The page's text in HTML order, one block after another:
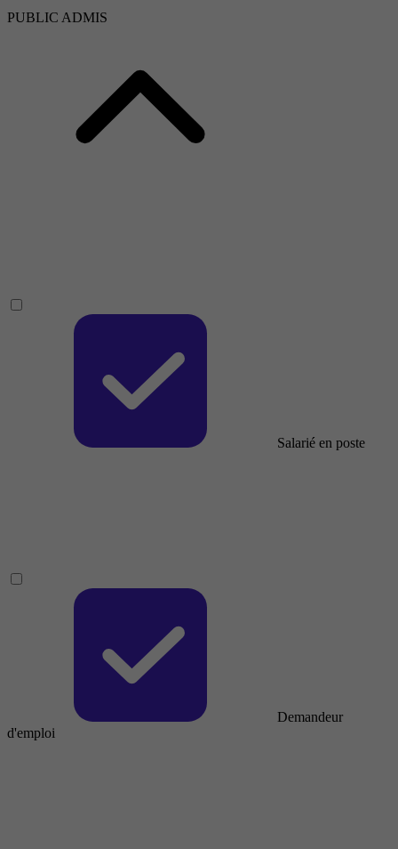
PUBLIC ADMIS
Salarié en poste
Demandeur
d'emploi